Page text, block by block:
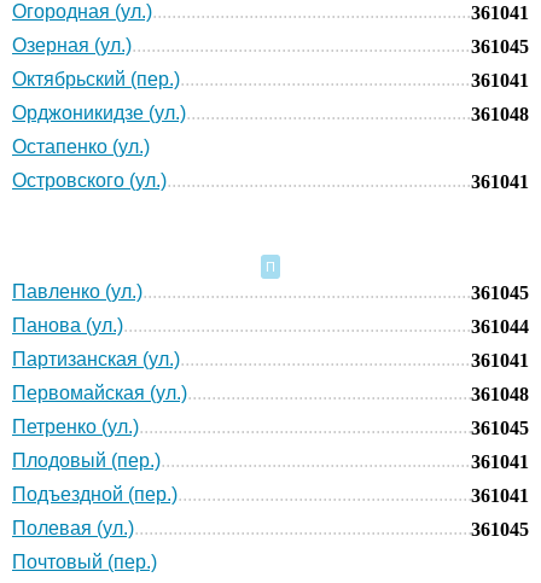
Огородная (ул.)
361041
Озерная (ул.)
361045
Октябрьский (пер.)
361041
Орджоникидзе (ул.)
361048
Остапенко (ул.)
Островского (ул.)
361041
П
Павленко (ул.)
361045
Панова (ул.)
361044
Партизанская (ул.)
361041
Первомайская (ул.)
361048
Петренко (ул.)
361045
Плодовый (пер.)
361041
Подъездной (пер.)
361041
Полевая (ул.)
361045
Почтовый (пер.)